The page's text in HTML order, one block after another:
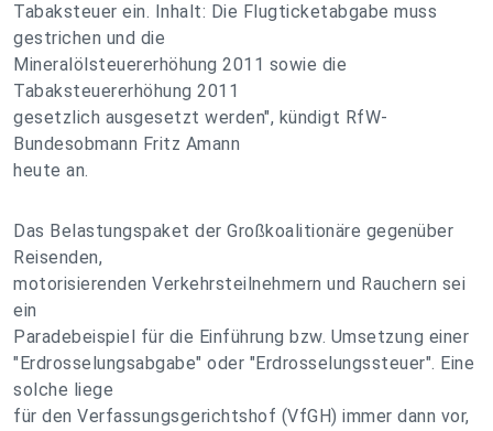
Tabaksteuer ein. Inhalt: Die Flugticketabgabe muss
gestrichen und die
Mineralölsteuererhöhung 2011 sowie die
Tabaksteuererhöhung 2011
gesetzlich ausgesetzt werden", kündigt RfW-
Bundesobmann Fritz Amann
heute an.
Das Belastungspaket der Großkoalitionäre gegenüber
Reisenden,
motorisierenden Verkehrsteilnehmern und Rauchern sei
ein
Paradebeispiel für die Einführung bzw. Umsetzung einer
"Erdrosselungsabgabe" oder "Erdrosselungssteuer". Eine
solche liege
für den Verfassungsgerichtshof (VfGH) immer dann vor,